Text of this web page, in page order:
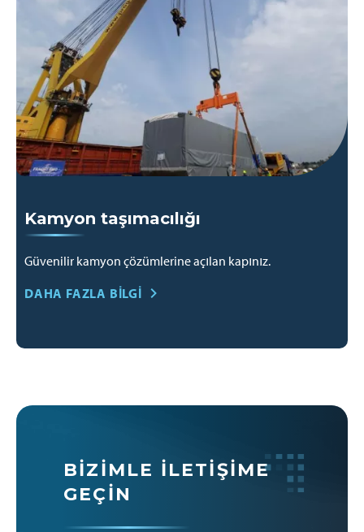
Kamyon taşımacılığı
Güvenilir kamyon çözümlerine açılan kapınız.
DAHA FAZLA BILGI
BIZIMLE İLETIŞIME
GEÇIN